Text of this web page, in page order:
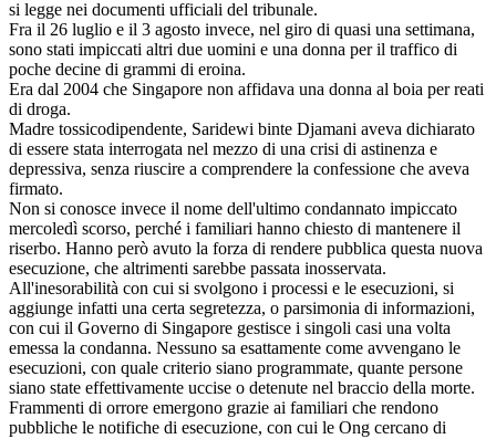
si legge nei documenti ufficiali del tribunale.
Fra il 26 luglio e il 3 agosto invece, nel giro di quasi una settimana,
sono stati impiccati altri due uomini e una donna per il traffico di
poche decine di grammi di eroina.
Era dal 2004 che Singapore non affidava una donna al boia per reati
di droga.
Madre tossicodipendente, Saridewi binte Djamani aveva dichiarato
di essere stata interrogata nel mezzo di una crisi di astinenza e
depressiva, senza riuscire a comprendere la confessione che aveva
firmato.
Non si conosce invece il nome dell'ultimo condannato impiccato
mercoledì scorso, perché i familiari hanno chiesto di mantenere il
riserbo. Hanno però avuto la forza di rendere pubblica questa nuova
esecuzione, che altrimenti sarebbe passata inosservata.
All'inesorabilità con cui si svolgono i processi e le esecuzioni, si
aggiunge infatti una certa segretezza, o parsimonia di informazioni,
con cui il Governo di Singapore gestisce i singoli casi una volta
emessa la condanna. Nessuno sa esattamente come avvengano le
esecuzioni, con quale criterio siano programmate, quante persone
siano state effettivamente uccise o detenute nel braccio della morte.
Frammenti di orrore emergono grazie ai familiari che rendono
pubbliche le notifiche di esecuzione, con cui le Ong cercano di